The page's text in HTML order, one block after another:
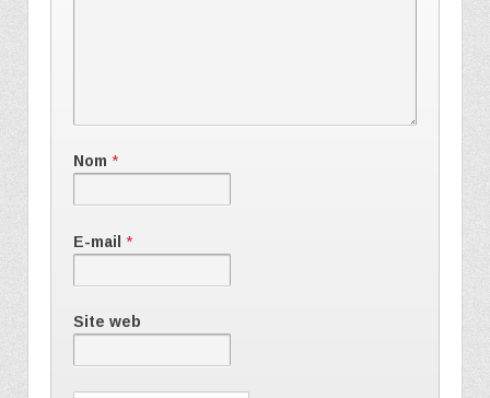
Nom *
E-mail *
Site web